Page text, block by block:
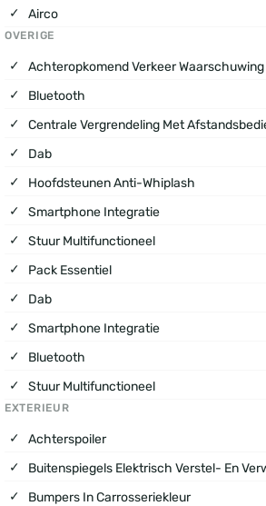
Airco
OVERIGE
Achteropkomend Verkeer Waarschuwing
Bluetooth
Centrale Vergrendeling Met
Dab
Hoofdsteunen Anti-Whiplash
Smartphone Integratie
Stuur Multifunctioneel
Pack Essentiel
Dab
Smartphone Integratie
Bluetooth
Stuur Multifunctioneel
EXTERIEUR
Achterspoiler
Buitenspiegels Elektrisch Verstel- En
Bumpers In Carrosseriekleur